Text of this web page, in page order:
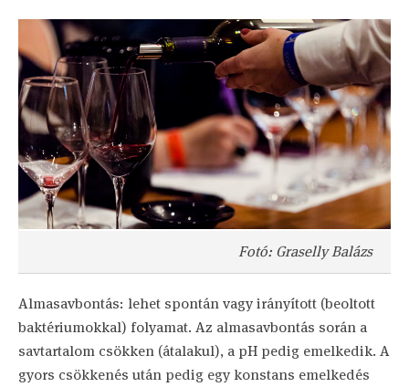
Fotó: Graselly Balázs
Almasavbontás: lehet spontán vagy irányított (beoltott
baktériumokkal) folyamat. Az almasavbontás során a
savtartalom csökken (átalakul), a pH pedig emelkedik. A
gyors csökkenés után pedig egy konstans emelkedés